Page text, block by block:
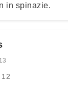
in spinazie.